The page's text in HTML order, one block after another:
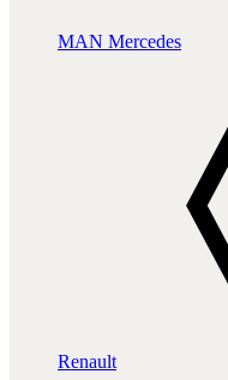
MAN Mercedes
Renault